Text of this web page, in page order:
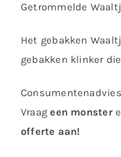
Getrommelde
Het gebakken
gebakken klinker
Vraag een monster
offerte aan!